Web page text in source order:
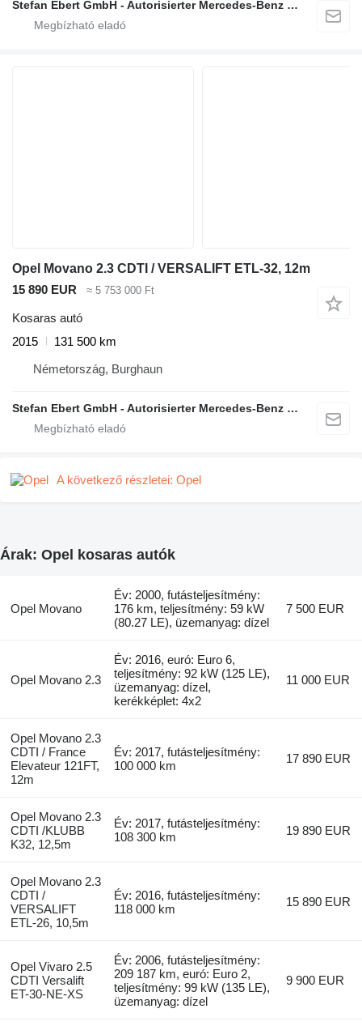
Stefan Ebert GmbH - Autorisierter Mercedes-Benz Servicepartner
Opel Movano 2.3 CDTI / VERSALIFT ETL-32, 12m
15 890 EUR
≈ 5 753 000 Ft
Kosaras autó
2015
131 500 km
Németország, Burghaun
Stefan Ebert GmbH - Autorisierter Mercedes-Benz Servicepartner
A következő részletei: Opel
Árak: Opel kosaras autók
Opel Movano
Év: 2000, futásteljesítmény:
176 km, teljesítmény: 59 kW
(80.27 LE), üzemanyag: dízel
7 500 EUR
Opel Movano 2.3
Év: 2016, euró: Euro 6,
teljesítmény: 92 kW (125 LE),
üzemanyag: dízel,
kerékképlet: 4x2
11 000 EUR
Opel Movano 2.3
CDTI / France
Elevateur 121FT,
12m
Év: 2017, futásteljesítmény:
100 000 km
17 890 EUR
Opel Movano 2.3
CDTI /KLUBB
K32, 12,5m
Év: 2017, futásteljesítmény:
108 300 km
19 890 EUR
Opel Movano 2.3
CDTI /
VERSALIFT
ETL-26, 10,5m
Év: 2016, futásteljesítmény:
118 000 km
15 890 EUR
Opel Vivaro 2.5
CDTI Versalift
ET-30-NE-XS
Év: 2006, futásteljesítmény:
209 187 km, euró: Euro 2,
teljesítmény: 99 kW (135 LE),
üzemanyag: dízel
9 900 EUR